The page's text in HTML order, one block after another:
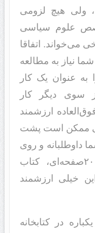
ولی هیچ لزومی‌
علوم سیاسی
می‌خواند. اتفاقا
نیاز به مطالعه
به عنوان یک کار
سوی دیگر کار
ارزشمند
ممکن است پشت
داوطلبانه و روی
علایق خود کتاب رمان ۲۰۰۰صفحه‌ای، کتاب
خیلی ارزشمند
در کتابخانه